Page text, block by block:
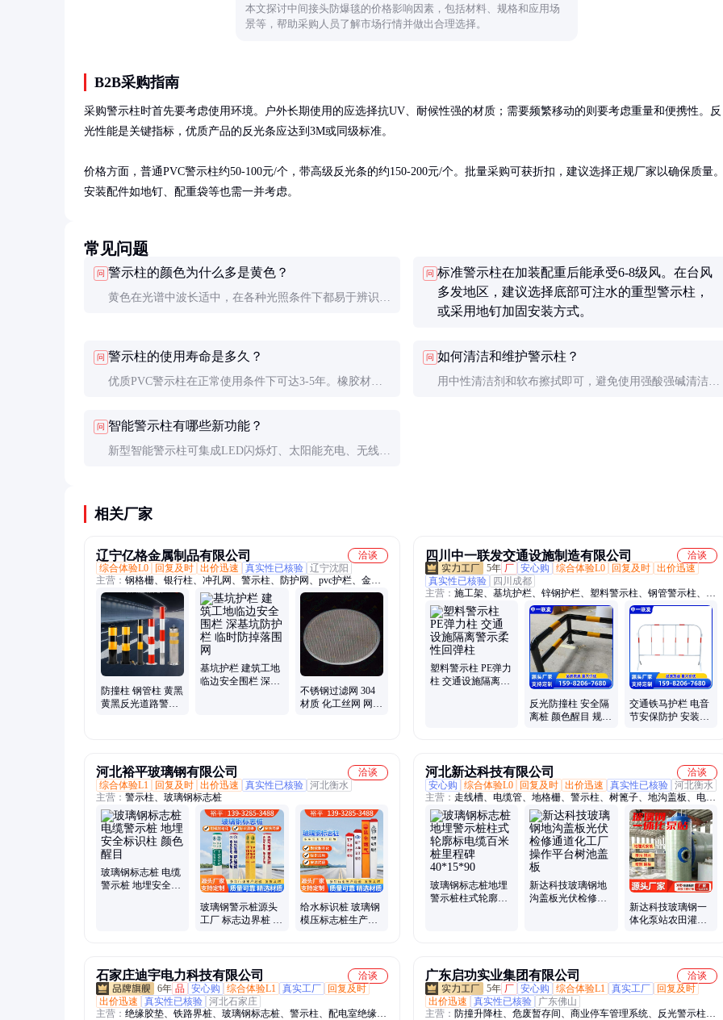
本文探讨中间接头防爆毯的价格影响因素，包括材料、规格和应用场
景等，帮助采购人员了解市场行情并做出合理选择。
B2B采购指南
采购警示柱时首先要考虑使用环境。户外长期使用的应选择抗UV、耐候性强的材质；需要频繁移动的则要考虑重量和便携性。反
光性能是关键指标，优质产品的反光条应达到3M或同级标准。
价格方面，普通PVC警示柱约50-100元/个，带高级反光条的约150-200元/个。批量采购可获折扣，建议选择正规厂家以确保质量
安装配件如地钉、配重袋等也需一并考虑。
常见问题
问 警示柱的颜色为什么多是黄色？
黄色在光谱中波长适中，在各种光照条件下都易于辨识。
问 标准警示柱在加装配重后能承受6-8级风。在台风
多发地区，建议选择底部可注水的重型警示柱，
或采用地钉加固安装方式。
问 警示柱的使用寿命是多久？
优质PVC警示柱在正常使用条件下可达3-5年。橡胶材质
质是否老化可延长使用寿命。
问 如何清洁和维护警示柱？
用中性清洁剂和软布擦拭即可，避免使用强酸强碱清洁
问 智能警示柱有哪些新功能？
新型智能警示柱可集成LED闪烁灯、太阳能充电、无线通
相关厂家
辽宁亿格金属制品有限公司
洽谈
综合体验L0
回复及时 出价迅速 真实性已核验 辽宁沈阳
主营： 钢格栅、银行柱、冲孔网、警示柱、防护网、pvc护栏、金属
网、荷兰网、定位器、减速带、美格网、铁丝网、护栏网、基坑护
栏、移动护栏、地暖网片、伸缩围栏、圆形反光锥、锌合金围栏、防
腐导流板、交通标志杆、镀锌仓储笼、配电箱护栏、不锈钢编织网、
建筑钢筋网片、铝制反光标识牌
防撞柱 钢管柱 黄黑
黄黑反光道路警示
基坑护栏 建筑工地
临边安全围栏 深基
不锈钢过滤网 304
材质 化工丝网 网筛
四川中一联发交通设施制造有限公司
洽谈
5年 厂 安心购 综合体验L0 回复及时 出价迅速
真实性已核验
四川成都
主营： 施工架、基坑护栏、锌钢护栏、塑料警示柱、钢管警示柱、道
路护栏网、塑料防护板、钢管挡车杆、防冲撞护栏、人形过街护栏、
桥梁防撞栏杆、花园草坪护栏、中央隔离护栏、固定反光路桩、市政
施工围栏、交通防撞设施、彩钢铁皮围挡、高速公路指示牌、标志
牌、铁马、防撞柱、减速带、路锥、水马、限高架
塑料警示柱 PE弹力
柱 交通设施隔离警
反光防撞柱 安全隔
离桩 颜色醒目 规格
交通铁马护栏 电音
节安保防护 安装方
河北裕平玻璃钢有限公司
洽谈
综合体验L1
回复及时 出价迅速 真实性已核验 河北衡水
主营： 警示柱、玻璃钢标志桩
玻璃钢标志桩 电缆
警示桩 地埋安全标
玻璃钢警示桩源头
工厂 标志边界桩 支
给水标识桩 玻璃钢
模压标志桩生产厂
河北新达科技有限公司
洽谈
安心购
综合体验L0 回复及时 出价迅速 真实性已核验 河北衡水
主营： 走线槽、电缆管、地格栅、警示柱、树篦子、地沟盖板、电缆
桥架、布线槽盒、化工管道、排污管道、通风管道、支架槽盒、玻璃
钢格栅、玻璃钢管道、排污水管道、防火阻燃槽盒、电缆保护槽盒、
市政排水管道、排污排水管道、污水池网格板、防滑排水格栅、电力
电缆保护管、电线槽防火槽盒、除臭污水纤维管、玻璃钢电缆槽盒
玻璃钢标志桩地埋
警示桩柱式轮廓标
新达科技玻璃钢地
沟盖板光伏检修通
新达科技玻璃钢一
体化泵站农田灌溉
石家庄迪宇电力科技有限公司
洽谈
6年 品 安心购 综合体验L1 真实工厂
回复及时
出价迅速
真实性已核验 河北石家庄
主营： 绝缘胶垫、铁路界桩、玻璃钢标志桩、警示柱、配电室绝缘胶
广东启功实业集团有限公司
洽谈
5年 厂 安心购 综合体验L1 真实工厂
回复及时
出价迅速
真实性已核验
广东佛山
主营： 防撞升降柱、危废暂存间、商业停车管理系统、反光警示柱、